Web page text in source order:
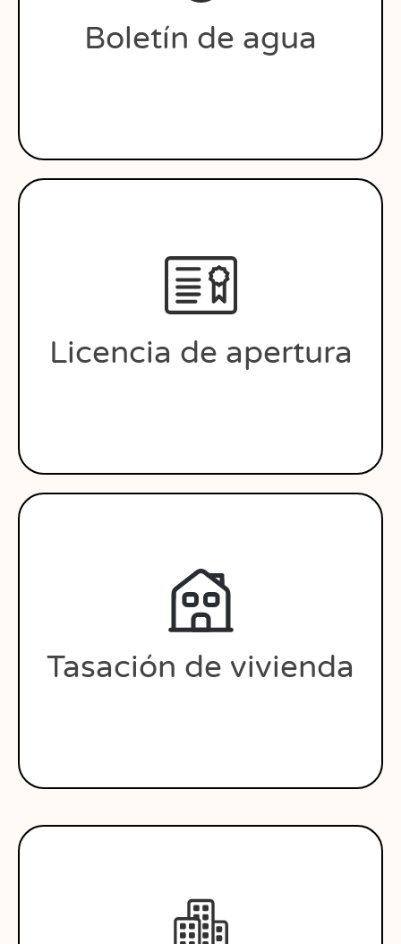
Boletín de agua
Licencia de apertura
Tasación de vivienda